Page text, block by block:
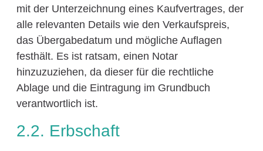
mit der Unterzeichnung eines Kaufvertrages, der
alle relevanten Details wie den Verkaufspreis,
das Übergabedatum und mögliche Auflagen
festhält. Es ist ratsam, einen Notar
hinzuzuziehen, da dieser für die rechtliche
Ablage und die Eintragung im Grundbuch
verantwortlich ist.
2.2. Erbschaft